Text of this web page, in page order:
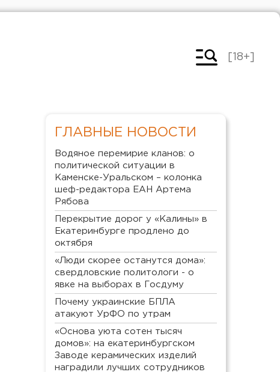
[18+]
ГЛАВНЫЕ НОВОСТИ
Водяное перемирие кланов: о
политической ситуации в
Каменске-Уральском – колонка
шеф-редактора ЕАН Артема
Рябова
Перекрытие дорог у «Калины» в
Екатеринбурге продлено до
октября
«Люди скорее останутся дома»:
свердловские политологи - о
явке на выборах в Госдуму
Почему украинские БПЛА
атакуют УрФО по утрам
«Основа уюта сотен тысяч
домов»: на екатеринбургском
Заводе керамических изделий
наградили лучших сотрудников